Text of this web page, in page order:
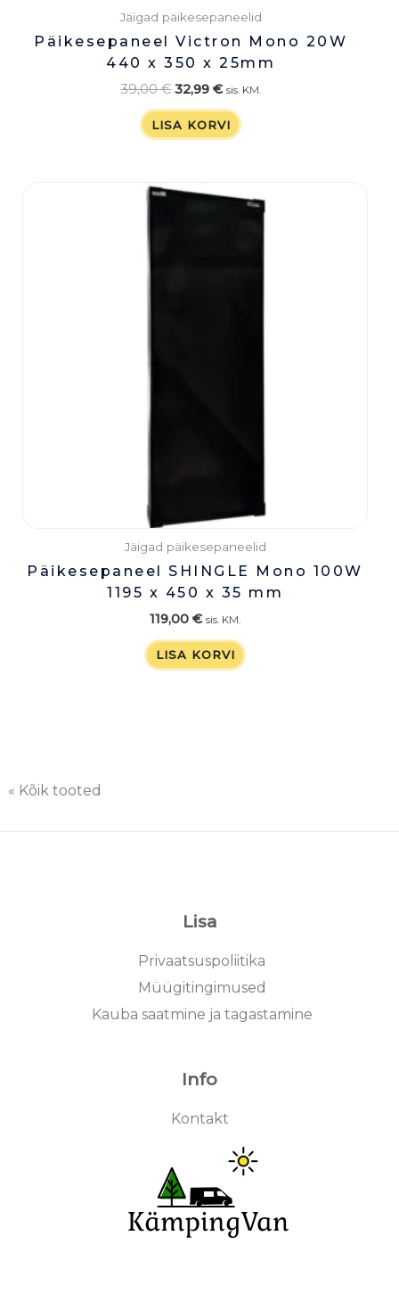
Jäigad päikesepaneelid
Päikesepaneel Victron Mono 20W
440 x 350 x 25mm
39,00€ 32,99 € sis. KM.
LISA KORVI
Jäigad päikesepaneelid
Päikesepaneel SHINGLE Mono 100W
1195 x 450 x 35 mm
119,00 € sis. KM.
LISA KORVI
« Kõik tooted
Info
Kontakt
Lisa
Privaatsuspoliitika
Müügitingimused
Kauba saatmine ja tagastamine